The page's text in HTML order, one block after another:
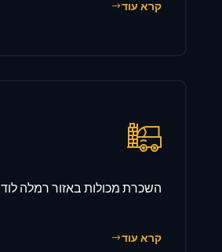
קרא עוד
השכרת מכולות באזור רמלה לוד
קרא עוד